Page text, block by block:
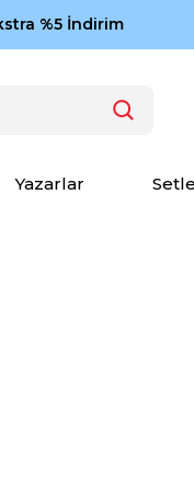
Aytmatov
%5 İndirim
Yazarlar